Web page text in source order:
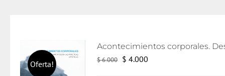
Oferta! $6.000 El
$ 4.000